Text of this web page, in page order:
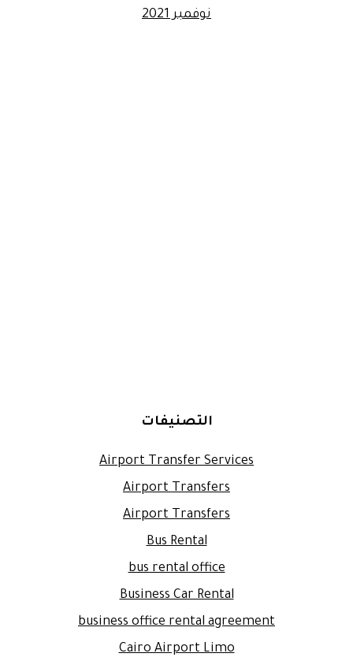
نوفمبر 2021
التصنيفات
Airport Transfer Services
Airport Transfers
Airport Transfers
Bus Rental
bus rental office
Business Car Rental
business office rental agreement
Cairo Airport Limo